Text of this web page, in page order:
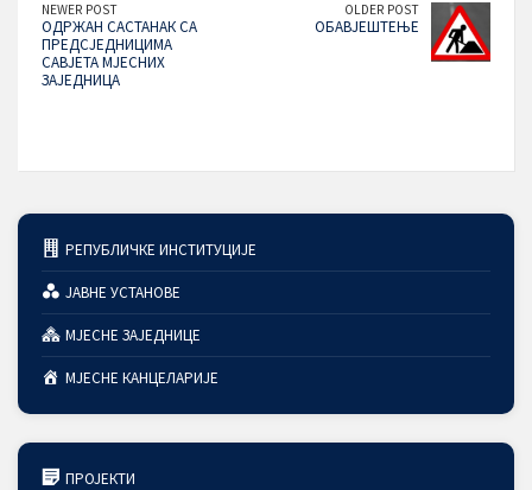
NEWER POST
ОДРЖАН САСТАНАК СА
ПРЕДСЈЕДНИЦИМА
САВЈЕТА МЈЕСНИХ
ЗАЈЕДНИЦА
OLDER POST
ОБАВЈЕШТЕЊЕ
РЕПУБЛИЧКЕ ИНСТИТУЦИЈЕ
ЈАВНЕ УСТАНОВЕ
МЈЕСНЕ ЗАЈЕДНИЦЕ
МЈЕСНЕ КАНЦЕЛАРИЈЕ
ПРОЈЕКТИ